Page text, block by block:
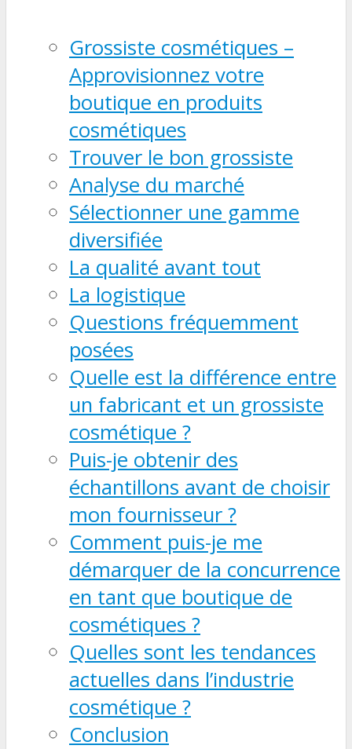
Grossiste cosmétiques –
Approvisionnez votre
boutique en produits
cosmétiques
Trouver le bon grossiste
Analyse du marché
Sélectionner une gamme
diversifiée
La qualité avant tout
La logistique
Questions fréquemment
posées
Quelle est la différence entre
un fabricant et un grossiste
cosmétique ?
Puis-je obtenir des
échantillons avant de choisir
mon fournisseur ?
Comment puis-je me
démarquer de la concurrence
en tant que boutique de
cosmétiques ?
Quelles sont les tendances
actuelles dans l’industrie
cosmétique ?
Conclusion